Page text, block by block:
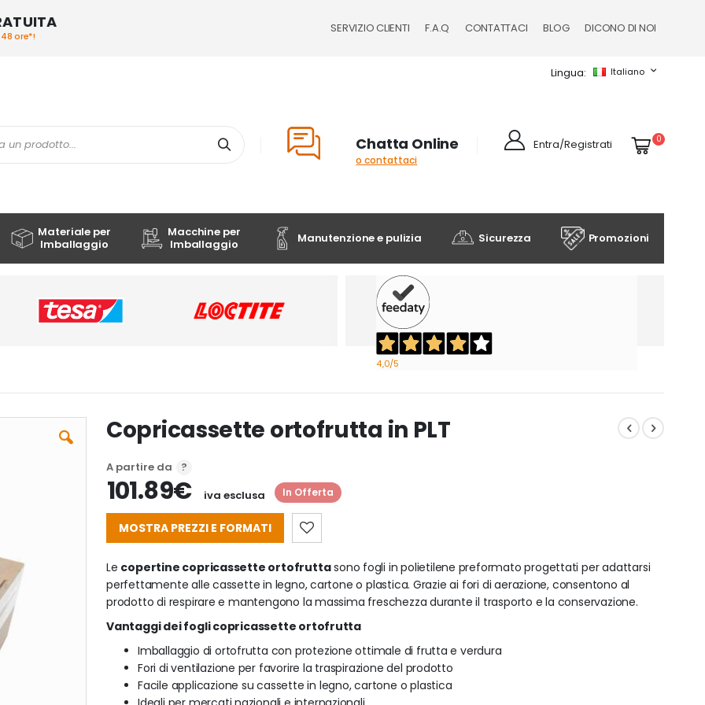
ore*!
SERVIZIO CLIENTI F.A.Q CONTATTACI BLOG DICONO DI NOI
LinguaItaliano
Chatta Online
o contattaci
Entra/Registrati Cart
0elementi
Materiale per
Imballaggio
Macchine per
Imballaggio
Manutenzione e pulizia Sicurezza Promozioni
4,0/5
Copricassette ortofrutta in PLT
A partire da
101.89€ iva esclusa In Offerta
MOSTRA PREZZI E FORMATI
Le copertine copricassette ortofruttasono fogli in polietilene preformato progettati per adattarsi
perfettamente alle cassette in legno, cartone o plastica. Grazie ai fori di aerazione, consentono al
prodotto di respirare e mantengono la massima freschezza durante il trasporto e la conservazione.
Vantaggi dei fogli copricassette ortofrutta
Imballaggio di ortofrutta con protezione ottimale di frutta e verdura
Fori di ventilazione per favorire la traspirazione del prodotto
Facile applicazione su cassette in legno, cartone o plastica